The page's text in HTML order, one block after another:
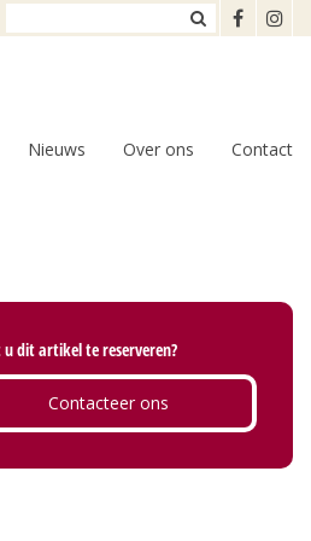
Nieuws Over ons Contact
u dit artikel te reserveren?
Contacteer ons